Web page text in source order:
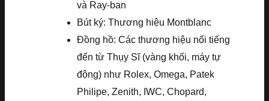
và Ray-ban
Bút ký: Thương hiệu Montblanc
Đồng hồ: Các thương hiệu nổi tiếng
đến từ Thụy Sĩ (vàng khối, máy tự
động) như Rolex, Omega, Patek
Philipe, Zenith, IWC, Chopard,